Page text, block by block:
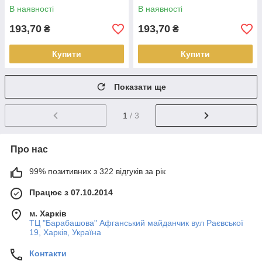
В наявності
193,70 ₴
Купити
В наявності
193,70 ₴
Купити
Показати ще
1 / 3
Про нас
99% позитивних з 322 відгуків за рік
Працює з 07.10.2014
м. Харків
ТЦ "Барабашова" Афганський майданчик вул Раєвської
19, Харків, Україна
Контакти